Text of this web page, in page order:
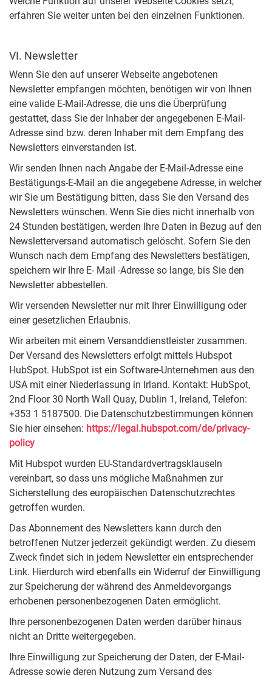
erfahren Sie weiter unten bei den einzelnen Funktionen.
VI. Newsletter
Wenn Sie den auf unserer Webseite angebotenen
Newsletter empfangen möchten, benötigen wir von Ihnen
eine valide E-Mail-Adresse, die uns die Überprüfung
gestattet, dass Sie der Inhaber der angegebenen E-Mail-
Adresse sind bzw. deren Inhaber mit dem Empfang des
Newsletters einverstanden ist.
Wir senden Ihnen nach Angabe der E-Mail-Adresse eine
Bestätigungs-E-Mail an die angegebene Adresse, in welcher
wir Sie um Bestätigung bitten, dass Sie den Versand des
Newsletters wünschen. Wenn Sie dies nicht innerhalb von
24 Stunden bestätigen, werden Ihre Daten in Bezug auf den
Newsletterversand automatisch gelöscht. Sofern Sie den
Wunsch nach dem Empfang des Newsletters bestätigen,
speichern wir Ihre E- Mail -Adresse so lange, bis Sie den
Newsletter abbestellen.
Wir versenden Newsletter nur mit Ihrer Einwilligung oder
einer gesetzlichen Erlaubnis.
Wir arbeiten mit einem Versanddienstleister zusammen.
Der Versand des Newsletters erfolgt mittels Hubspot
HubSpot. HubSpot ist ein Software-Unternehmen aus den
USA mit einer Niederlassung in Irland. Kontakt: HubSpot,
2nd Floor 30 North Wall Quay, Dublin 1, Ireland, Telefon:
+353 1 5187500. Die Datenschutzbestimmungen können
Sie hier einsehen: https://legal.hubspot.com/de/privacy-
policy
Mit Hubspot wurden EU-Standardvertragsklauseln
vereinbart, so dass uns mögliche Maßnahmen zur
Sicherstellung des europäischen Datenschutzrechtes
getroffen wurden.
Das Abonnement des Newsletters kann durch den
betroffenen Nutzer jederzeit gekündigt werden. Zu diesem
Zweck findet sich in jedem Newsletter ein entsprechender
Link. Hierdurch wird ebenfalls ein Widerruf der Einwilligung
zur Speicherung der während des Anmeldevorgangs
erhobenen personenbezogenen Daten ermöglicht.
Ihre personenbezogenen Daten werden darüber hinaus
nicht an Dritte weitergegeben.
Ihre Einwilligung zur Speicherung der Daten, der E-Mail-
Adresse sowie deren Nutzung zum Versand des